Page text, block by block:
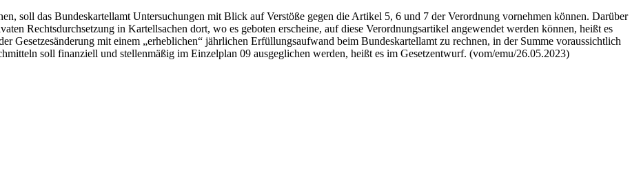
soll das Bundeskartellamt Untersuchungen mit Blick auf Verstöße gegen die Artikel 5, 6 und 7 der Verordnung vornehmen können. Darüber
Rechtsdurchsetzung in Kartellsachen dort, wo es geboten erscheine, auf diese Verordnungsartikel angewendet werden können, heißt es
Gesetzesänderung mit einem „erheblichen“ jährlichen Erfüllungsaufwand beim Bundeskartellamt zu rechnen, in der Summe voraussichtlich
soll finanziell und stellenmäßig im Einzelplan 09 ausgeglichen werden, heißt es im Gesetzentwurf. (vom/emu/26.05.2023)